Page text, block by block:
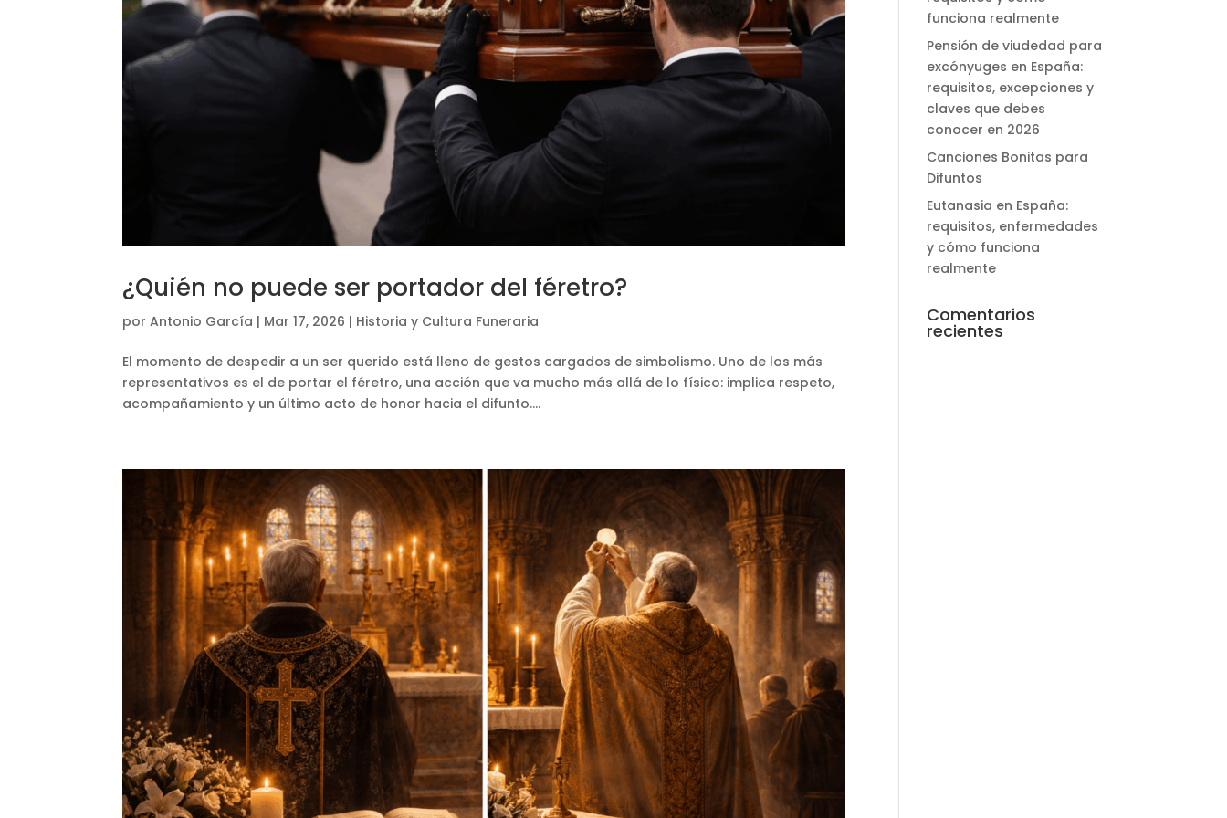
¿Quién no puede ser portador del féretro?
porAntonio García | Mar 17, 2026 | Historia y Cultura Funeraria
El momento de despedir a un ser querido está lleno de gestos cargados de simbolismo. Uno de los más
representativos es el de portar el féretro, una acción que va mucho más allá de lo físico: implica respeto,
acompañamiento y un último acto de honor hacia el difunto....
funciona realmente
Pensión de viudedad para
excónyuges en España:
requisitos, excepciones y
claves que debes
conocer en 2026
Canciones Bonitas para
Difuntos
Eutanasia en España:
requisitos, enfermedades
y cómo funciona
realmente
Comentarios
recientes